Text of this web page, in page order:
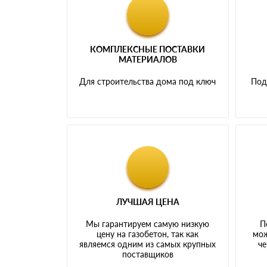
КОМПЛЕКСНЫЕ ПОСТАВКИ
МАТЕРИАЛОВ
Для строительства дома под ключ
ЛУЧШАЯ ЦЕНА
Мы гарантируем самую низкую
цену на газобетон, так как
являемся одним из самых крупных
поставщиков